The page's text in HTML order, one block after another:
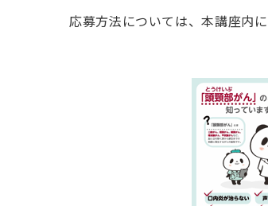
応募方法については、本講座内